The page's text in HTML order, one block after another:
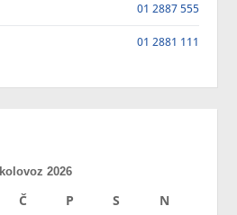
01 2887 555
01 2881 111
kolovoz 2026
Č P S N